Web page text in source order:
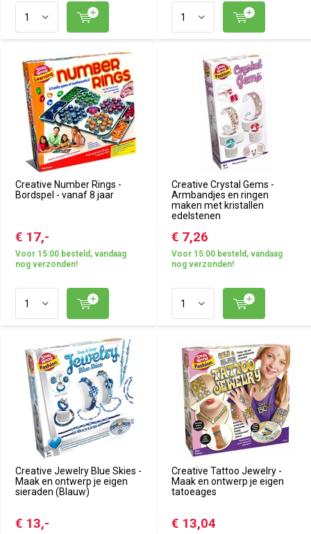
Creative Number Rings -
Bordspel - vanaf 8 jaar
€ 17,-
Voor 15:00 besteld, vandaag
nog verzonden!
Creative Crystal Gems -
Armbandjes en ringen
maken met kristallen
edelstenen
€ 7,26
Voor 15:00 besteld, vandaag
nog verzonden!
Creative Jewelry Blue Skies -
Maak en ontwerp je eigen
sieraden (Blauw)
€ 13,-
Creative Tattoo Jewelry -
Maak en ontwerp je eigen
tatoeages
€ 13,04